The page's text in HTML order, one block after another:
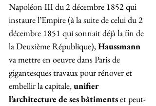
Napoléon III du 2 décembre 1852 qui
instaure l’Empire (à la suite de celui du 2
décembre 1851 qui sonnait déjà la fin de
la Deuxième République), Haussmann
va mettre en oeuvre dans Paris de
gigantesques travaux pour rénover et
embellir la capitale, unifier
l’architecture de ses bâtiments et peut-